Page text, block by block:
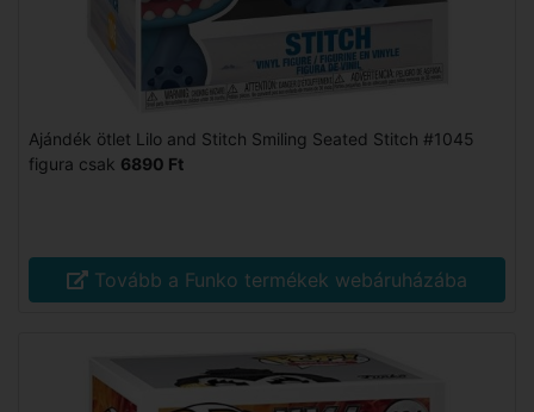
Ajándék ötlet Lilo and Stitch Smiling Seated Stitch #1045
figura csak 6890 Ft
Tovább a Funko termékek webáruházába